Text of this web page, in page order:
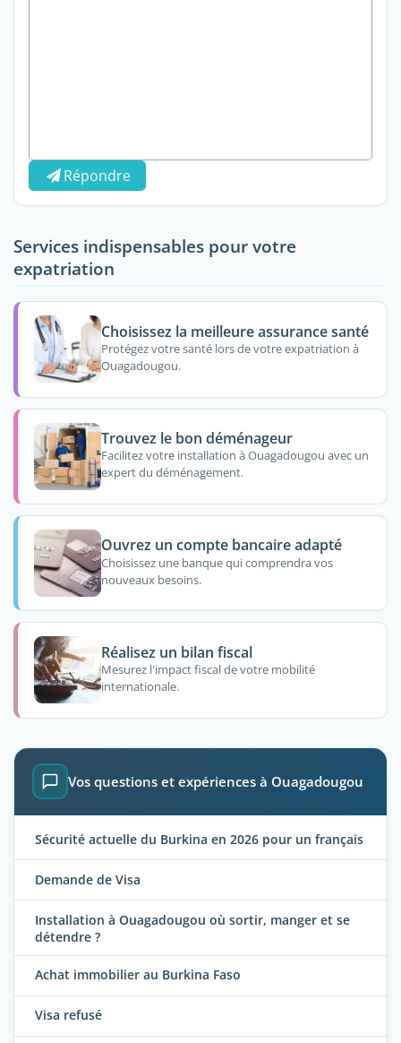
Répondre
Services indispensables pour votre
expatriation
Choisissez la meilleure assurance santé
Protégez votre santé lors de votre expatriation à
Ouagadougou.
Trouvez le bon déménageur
Facilitez votre installation à Ouagadougou avec un
expert du déménagement.
Ouvrez un compte bancaire adapté
Choisissez une banque qui comprendra vos
nouveaux besoins.
Réalisez un bilan fiscal
Mesurez l'impact fiscal de votre mobilité
internationale.
Vos questions et expériences à Ouagadougou
Sécurité actuelle du Burkina en 2026 pour un français
Demande de Visa
Installation à Ouagadougou où sortir, manger et se
détendre ?
Achat immobilier au Burkina Faso
Visa refusé